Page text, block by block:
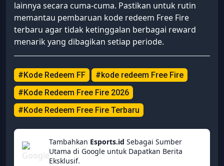
lainnya secara cuma-cuma. Pastikan untuk rutin
memantau pembaruan kode redeem Free Fire
terbaru agar tidak ketinggalan berbagai reward
menarik yang dibagikan setiap periode.
#Kode Redeem FF
#kode redeem Free Fire
#Kode Redeem Free Fire 2026
#Kode Redeem Free Fire Terbaru
Tambahkan Esports.id Sebagai Sumber
Utama di Google untuk Dapatkan Berita
Eksklusif.